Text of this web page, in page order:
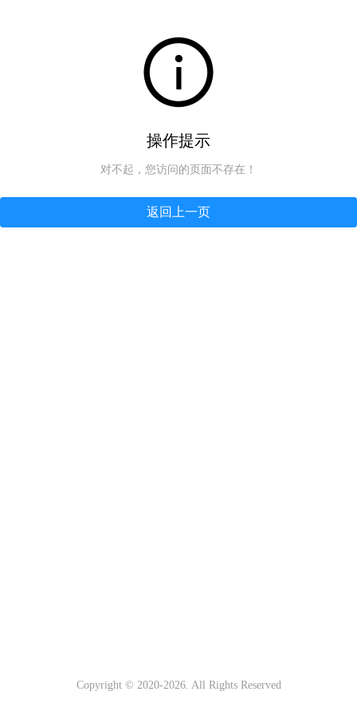
操作提示
对不起，您访问的页面不存在！
返回上一页
Copyright © 2020-2026. All Rights Reserved